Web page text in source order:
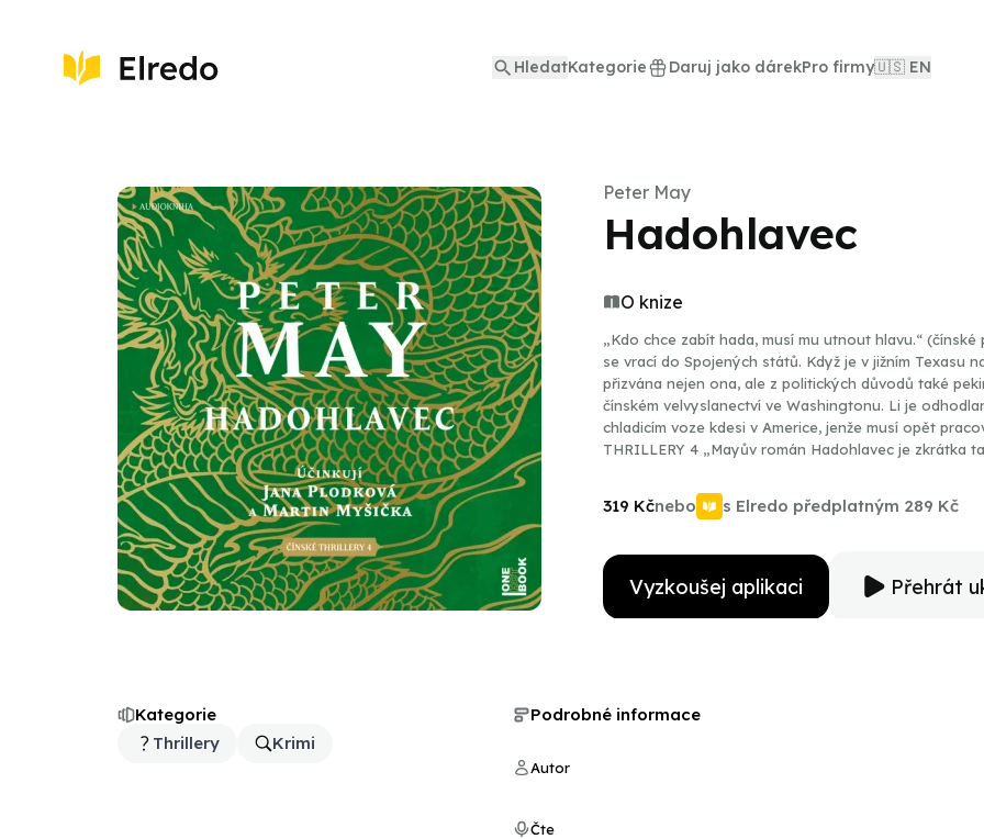
HledatKategorie Daruj jako dárekPro firmy🇺🇸 EN
Peter May
Hadohlavec
O knize
„Kdo chce zabít hada, musí mu utnout hlavu.“
se vrací do Spojených států. Když je v jižním Texasu
přizvána nejen ona, ale z politických důvodů také
čínském velvyslanectví ve Washingtonu. Li je
chladicím voze kdesi v Americe, jenže musí opět pracovat
THRILLERY 4 „Mayův román Hadohlavec je zkrátka takřečený nervák, jak má být!“ - idnes.cz „Mayovo
vyšetřování, které vede do špiček čínské mafie i mezi
nechat se pohltit jiskřící atmosférou Číny a spolu s
charismatický jako Finn, ale spolu s Margaret byste mu
(*1951) Pochází z Glasgow, ale nyní žije ve Francii. Původně se živil jako novinář a byl úspěšným televizním
scenáristou, v současné době se věnuje psaní.
Ostrov Entry, Útěk, Umrlčí cesta nebo Ochráním tě. V
nebo ve Studiu Ypsilon. V roce 1994 získal Cenu
umělecký šéf. Filmoví a televizní diváci ho znají
319 Kčnebo s Elredo předplatným 289 Kč
Vyzkoušej aplikaci Přehrát
Kategorie
Thrillery
Krimi
Podrobné informace
Autor
Čte